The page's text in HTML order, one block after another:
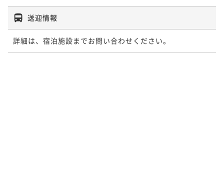
送迎情報
詳細は、宿泊施設までお問い合わせください。